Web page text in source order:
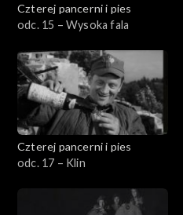
Czterej pancerni i pies
odc. 15 – Wysoka fala
Czterej pancerni i pies
odc. 17 – Klin